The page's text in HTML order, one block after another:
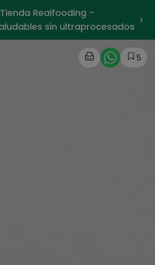
Realfooding -
sin ultraprocesados ›
5